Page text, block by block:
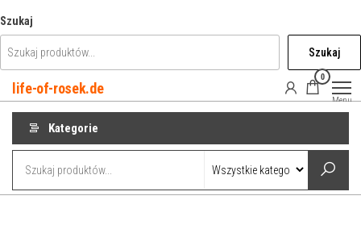
do
treści
Szukaj
Szukaj
life-of-rosek.de
0
Menu
Kategorie